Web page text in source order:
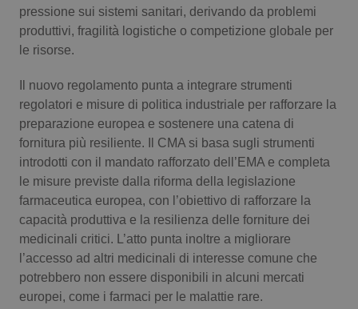
Lazio
Liguria
Lombardia
Marche
Molise
Piemonte
Provincia Autonoma di Bolzano
Diabete & glucometri
Disturbi dell’umore
Dolore
Donna & Salute
Epatiti
HIV
Infezioni & Febbre
pressione sui sistemi sanitari, derivando da problemi
produttivi, fragilità logistiche o competizione globale per
le risorse.
Il nuovo regolamento punta a integrare strumenti
regolatori e misure di politica industriale per rafforzare la
preparazione europea e sostenere una catena di
fornitura più resiliente. Il CMA si basa sugli strumenti
introdotti con il mandato rafforzato dell’EMA e completa
le misure previste dalla riforma della legislazione
farmaceutica europea, con l’obiettivo di rafforzare la
capacità produttiva e la resilienza delle forniture dei
medicinali critici. L’atto punta inoltre a migliorare
l’accesso ad altri medicinali di interesse comune che
potrebbero non essere disponibili in alcuni mercati
europei, come i farmaci per le malattie rare.